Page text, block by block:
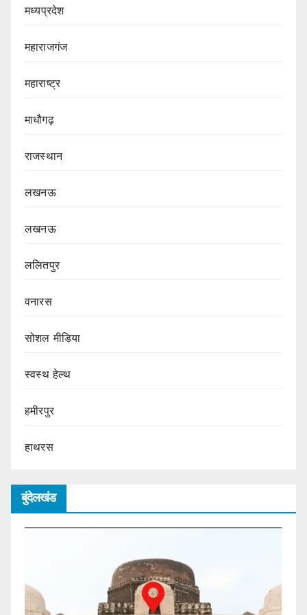
मध्यप्रदेश
महाराजगंज
महाराष्ट्र
माधौगढ़
राजस्थान
लखनऊ
लखनऊ
ललितपुर
वनारस
सोशल मीडिया
स्वस्थ हेल्थ
हमीरपुर
हाथरस
बुंदेलखंड